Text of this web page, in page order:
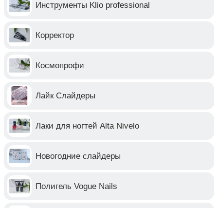
Инструменты Klio professional
Корректор
Космопрофи
Лайк Слайдеры
Лаки для ногтей Alta Nivelo
Новогодние слайдеры
Полигель Vogue Nails